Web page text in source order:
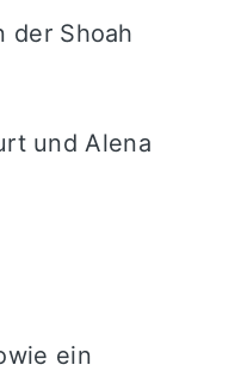
der Shoah
undAlena
ein